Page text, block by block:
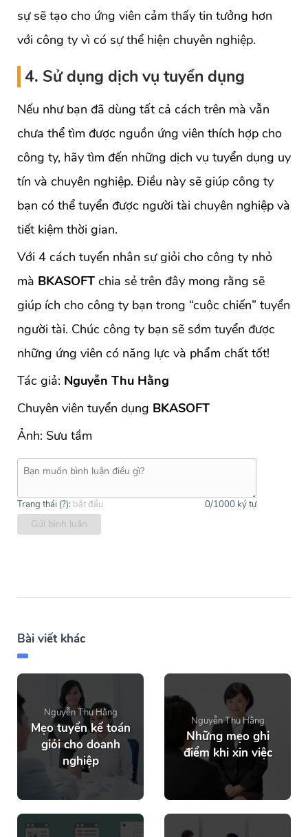
sự sẽ tạo cho ứng viên cảm thấy tin tưởng hơn
với công ty vì có sự thể hiện chuyên nghiệp.
4. Sử dụng dịch vụ tuyển dụng
Nếu như bạn đã dùng tất cả cách trên mà vẫn
chưa thể tìm được nguồn ứng viên thích hợp cho
công ty, hãy tìm đến những dịch vụ tuyển dụng uy
tín và chuyên nghiệp. Điều này sẽ giúp công ty
bạn có thể tuyển được người tài chuyên nghiệp và
tiết kiệm thời gian.
Với 4 cách tuyển nhân sự giỏi cho công ty nhỏ
mà BKASOFT chia sẻ trên đây mong rằng sẽ
giúp ích cho công ty bạn trong “cuộc chiến” tuyển
người tài. Chúc công ty bạn sẽ sớm tuyển được
những ứng viên có năng lực và phẩm chất tốt!
Tác giả: Nguyễn Thu Hằng
Chuyên viên tuyển dụng BKASOFT
Ảnh: Sưu tầm
Trạng thái (?): bắt đầu 0/1000 ký tự
Gửi bình luận
Bài viết khác
Nguyễn Thu Hằng
Mẹo tuyển kế toán
giỏi cho doanh
nghiệp
Nguyễn Thu Hằng
Những mẹo ghi
điểm khi xin việc